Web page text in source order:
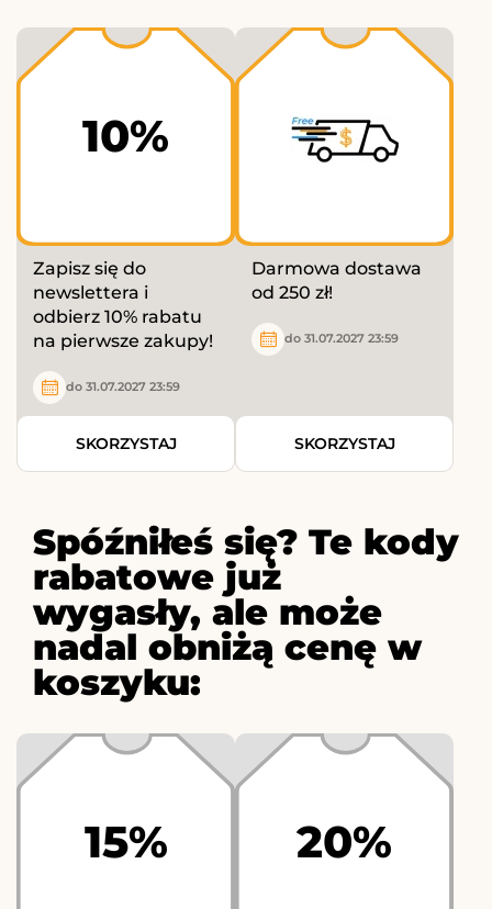
10%
Zapisz się do
newslettera i
odbierz 10% rabatu
na pierwsze zakupy!
do 31.07.2027 23:59
SKORZYSTAJ
Darmowa dostawa
od 250 zł!
do 31.07.2027 23:59
SKORZYSTAJ
Spóźniłeś się? Te kody
rabatowe już
wygasły, ale może
nadal obniżą cenę w
koszyku:
15% 20%